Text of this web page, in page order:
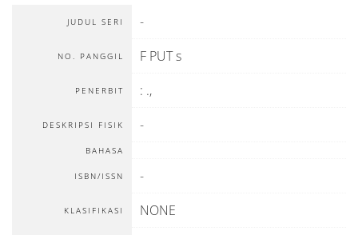
JUDUL SERI -
NO. PANGGIL F PUT s
PENERBIT : .,
DESKRIPSI FISIK -
BAHASA
ISBN/ISSN -
KLASIFIKASI NONE